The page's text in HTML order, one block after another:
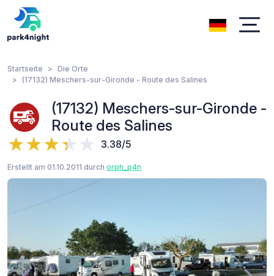
Startseite
Die Orte
(17132) Meschers-sur-Gironde - Route des Salines
(17132) Meschers-sur-Gironde -
Route des Salines
3.38/5
Erstellt am 01.10.2011 durch orph_p4n